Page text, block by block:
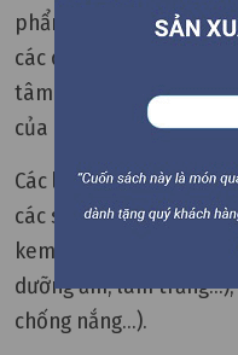
phẩm trên thị trường
các doanh nghiệp sản
tâm đến việc đăng ký
của mình.
Các loại mỹ phẩm
các sản phẩm dùng để
kem che khuyết
dưỡng ẩm, làm
chống nắng...).